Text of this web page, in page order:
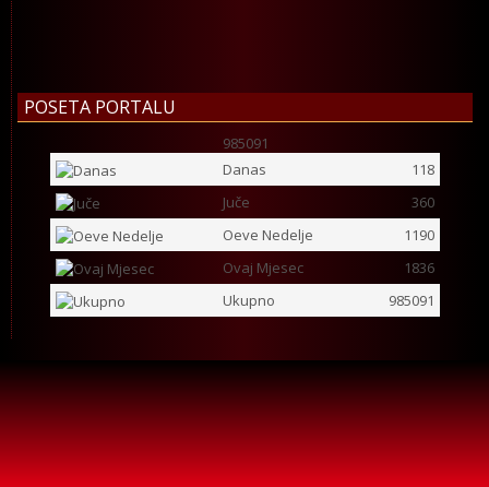
POSETA PORTALU
985091
Danas
118
Juče
360
Oeve Nedelje
1190
Ovaj Mjesec
1836
Ukupno
985091